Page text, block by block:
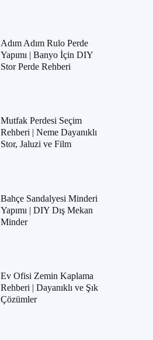
Adım Adım Rulo Perde
Yapımı | Banyo İçin DIY
Stor Perde Rehberi
Mutfak Perdesi Seçim
Rehberi | Neme Dayanıklı
Stor, Jaluzi ve Film
Bahçe Sandalyesi Minderi
Yapımı | DIY Dış Mekan
Minder
Ev Ofisi Zemin Kaplama
Rehberi | Dayanıklı ve Şık
Çözümler